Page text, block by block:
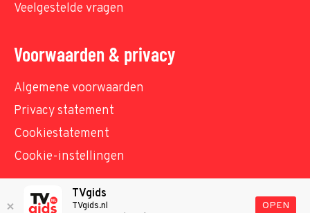
Veelgestelde vragen
Voorwaarden & privacy
Algemene voorwaarden
Privacy statement
Cookiestatement
Cookie-instellingen
© TVgids.nl 2026 - All rights reserved. No text and
TVgids
TVgids.nl
OPEN